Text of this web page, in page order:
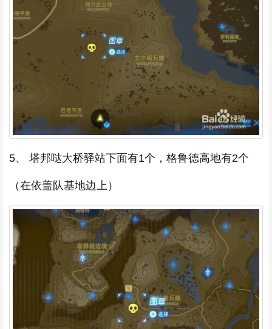
5、 塔邦哒大桥驿站下面有1个，格鲁德高地有2个
（在依盖队基地边上）